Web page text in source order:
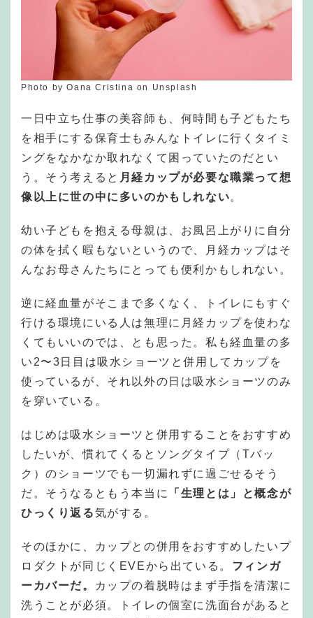
Photo by Oana Cristina on Unsplash
一日中立ち仕事の美容師も、何時間も子どもたち
を相手にする保育士もみんなトイレに行くタイミ
ングをなかなか取れなくて困っていたのだとい
う。そう考えると 月経カップが必要な職業って想
像以上に世の中に多いのかもしれない。
幼い子どもを抱える母親は、お風呂上がりに自分
の体を拭く暇もないというので、月経カップはそ
んなお母さんたちにとっても便利かもしれない。
逆に経血量がそこまで多くなく、トイレにもすぐ
行ける環境にいる人は無理に月経カップを使わな
くてもいいのでは、とも思った。私も経血量の多
い2〜3日目は吸水ショーツと併用してカップを
使っているが、それ以外の日は吸水ショーツのみ
を穿いている。
はじめは吸水ショーツと併用することをおすすめ
したいが、慣れてくるとソングタイプ（Tバッ
ク）のショーツでも一切漏れずに過ごせるそう
だ。そうなるともう本当に
「生理とは」と概念が
ひっくり返る気がする。
そのほかに、カップとの併用をおすすめしたいプ
ロダクトが同じくEVEから出ている。 フィンガ
ーカバーだ。
カップの着脱時はまず手指を清潔に
洗うことが必須。トイレの個室に洗面台があると